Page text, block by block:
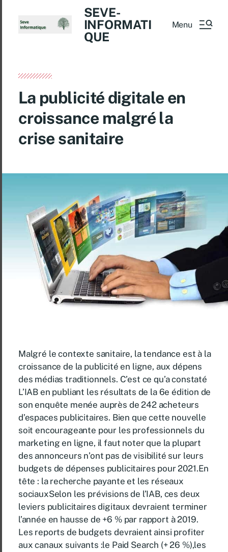
SEVE-
INFORMATI
QUE
Menu
La publicité digitale en
croissance malgré la
crise sanitaire
Malgré le contexte sanitaire, la tendance est à la
croissance de la publicité en ligne, aux dépens
des médias traditionnels. C’est ce qu’a constaté
L’IAB en publiant les résultats de la 6e édition de
son enquête menée auprès de 242 acheteurs
d’espaces publicitaires. Bien que cette nouvelle
soit encourageante pour les professionnels du
marketing en ligne, il faut noter que la plupart
des annonceurs n’ont pas de visibilité sur leurs
budgets de dépenses publicitaires pour 2021.En
tête : la recherche payante et les réseaux
sociauxSelon les prévisions de l’IAB, ces deux
leviers publicitaires digitaux devraient terminer
l’année en hausse de +6 % par rapport à 2019.
Les reports de budgets devraient ainsi profiter
aux canaux suivants :le Paid Search (+ 26 %),les